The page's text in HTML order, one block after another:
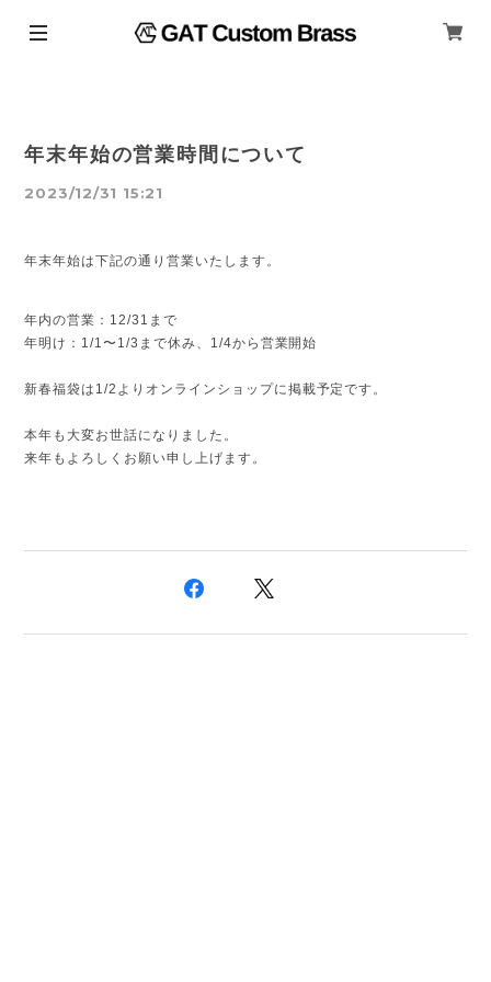
年末年始の営業時間について
2023/12/31 15:21
年末年始は下記の通り営業いたします。
年内の営業：12/31まで
年明け：1/1〜1/3まで休み、1/4から営業開始
新春福袋は1/2よりオンラインショップに掲載予定です。
本年も大変お世話になりました。
来年もよろしくお願い申し上げます。